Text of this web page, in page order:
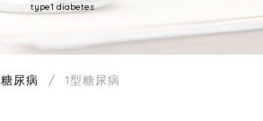
type1 diabetes
糖尿病 1型糖尿病